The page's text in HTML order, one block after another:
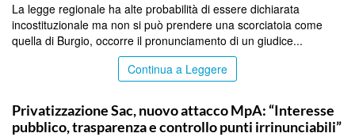
La legge regionale ha alte probabilità di essere dichiarata
incostituzionale ma non si può prendere una scorciatoia come
quella di Burgio, occorre il pronunciamento di un giudice...
Continua a Leggere
Privatizzazione Sac, nuovo attacco MpA: “Interesse
pubblico, trasparenza e controllo punti irrinunciabili”